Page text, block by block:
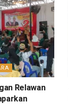
Relawan